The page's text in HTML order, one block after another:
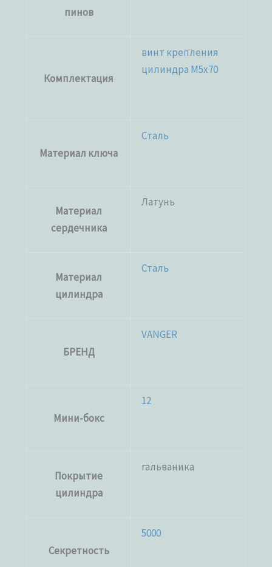
пинов
Комплектация
винт крепления
цилиндра M5x70
Материал ключа
Сталь
Материал
сердечника
Латунь
Материал
цилиндра
Сталь
БРЕНД
VANGER
Мини-бокс
12
Покрытие
цилиндра
гальваника
Секретность
5000